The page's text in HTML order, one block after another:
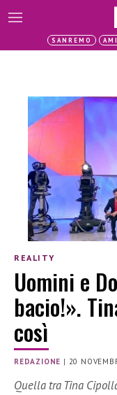
SANREMO
REALITY
Uomini e
bacio!».
così
REDAZIONE | 20
Quella tra Tina